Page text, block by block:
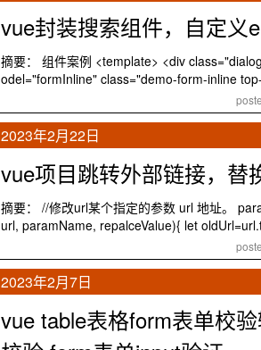
vue封装搜索组件，自定义
摘要： 组件案例 <template> <div
odel="formInline" class="demo-form-inline
2023年2月22日
vue项目跳转外部链接，替
摘要： //修改url某个指定的参数 url 地址。
url, paramName, repalceValue){ let
2023年2月7日
vue table表格form表单校